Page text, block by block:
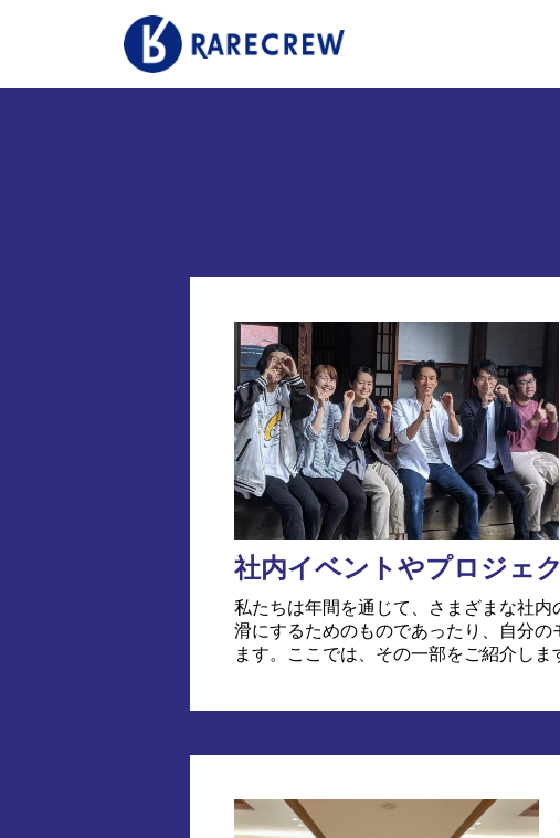
リズム・リゾート / サニーガーデン
訪問型ケアサービス
いきいきらいふデ
メディア・CSR
メディア掲載情報
プライバシー
カスタマーハラス
社内イベントやプロジェ
私たちは年間を通じて、さまざまな社
滑にするためのものであったり、自分
ます。ここでは、その一部をご紹介しま